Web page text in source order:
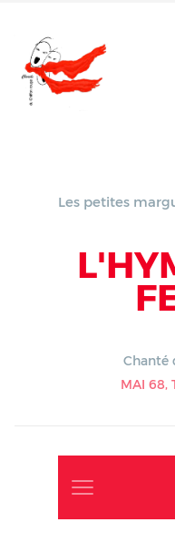
Vidéo Concert Le Boulou
Vidéo Concert Le Boulou
Les petites
Chanté
MAI 68,